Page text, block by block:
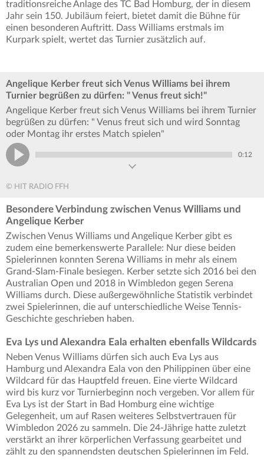
traditionsreiche Anlage des TC Bad Homburg, der in diesem
Jahr sein 150. Jubiläum feiert, bietet damit die Bühne für
einen besonderen Auftritt. Dass Williams erstmals im
Kurpark spielt, wertet das Turnier zusätzlich auf.
Angelique Kerber freut sich Venus Williams bei ihrem
Turnier begrüßen zu dürfen: " Venus freut sich!"
Angelique Kerber freut sich Venus Williams bei ihrem Turnier
begrüßen zu dürfen: " Venus freut sich und wird Sonntag
oder Montag ihr erstes Match spielen"
0:12
© HIT RADIO FFH
Besondere Verbindung zwischen Venus Williams und
Angelique Kerber
Zwischen Venus Williams und Angelique Kerber gibt es
zudem eine bemerkenswerte Parallele: Nur diese beiden
Spielerinnen konnten Serena Williams in mehr als einem
Grand-Slam-Finale besiegen. Kerber setzte sich 2016 bei den
Australian Open und 2018 in Wimbledon gegen Serena
Williams durch. Diese außergewöhnliche Statistik verbindet
zwei Spielerinnen, die auf unterschiedliche Weise Tennis-
Geschichte geschrieben haben.
Eva Lys und Alexandra Eala erhalten ebenfalls Wildcards
Neben Venus Williams dürfen sich auch Eva Lys aus
Hamburg und Alexandra Eala von den Philippinen über eine
Wildcard für das Hauptfeld freuen. Eine vierte Wildcard
wird bis kurz vor Turnierbeginn noch vergeben. Vor allem für
Eva Lys ist der Start in Bad Homburg eine wichtige
Gelegenheit, um auf Rasen weiteres Selbstvertrauen für
Wimbledon 2026 zu sammeln. Die 24-Jährige hatte zuletzt
verstärkt an ihrer körperlichen Verfassung gearbeitet und
zählt zu den spannendsten deutschen Spielerinnen im Feld.